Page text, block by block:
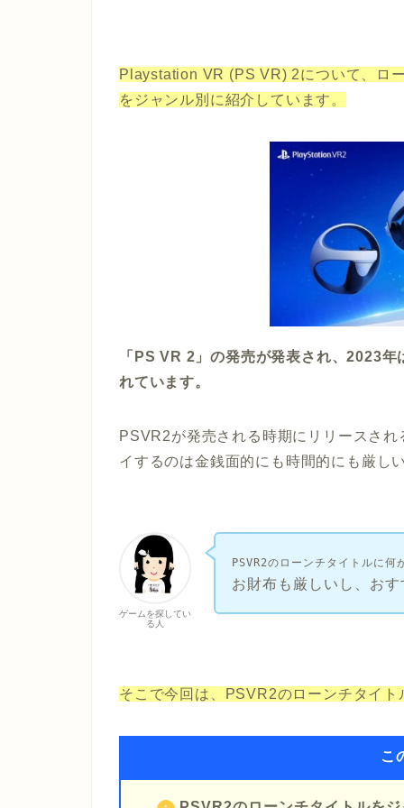
Playstation VR (PS VR) 2について、ロ
をジャンル別に紹介しています。
「PS VR 2」の発売が発表され、2023
れています。
PSVR2が発売される時期にリリースさ
イするのは金銭面的にも時間的にも厳し
ゲームを探してい
る人
PSVR2のローンチタイトルに何
お財布も厳しいし、 お
そこで今回は、PSVR2のローンチタイト
こ